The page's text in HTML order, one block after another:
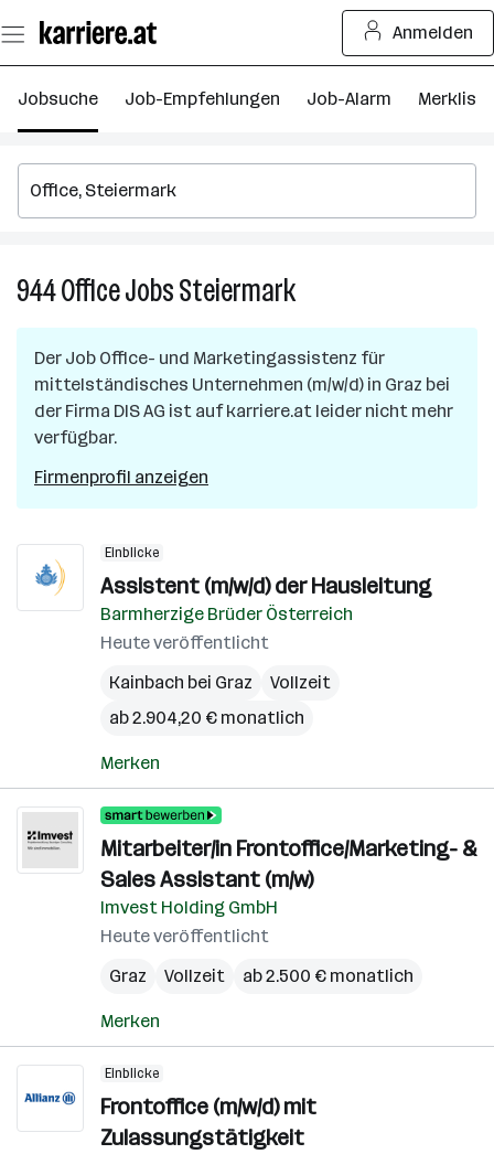
Seiteninhalt
springen
Anmelden
Jobsuche Job-Empfehlungen Job-Alarm Merkliste
944OfficeJobsSteiermark944
in
Steiermark
Der Job Office- und Marketingassistenz für
mittelständisches Unternehmen (m/w/d) in Graz bei
der Firma DIS AG ist auf karriere.at leider nicht mehr
verfügbar.
Firmenprofil anzeigen
Einblicke
Assistent (m/w/d) der Hausleitung
Barmherzige Brüder Österreich
Heute veröffentlicht
Kainbach bei Graz
Vollzeit
ab 2.904,20 € monatlich
Merken
Mitarbeiter/in Frontoffice/Marketing- &
Sales Assistant (m/w)
Imvest Holding GmbH
Heute veröffentlicht
Graz
Vollzeit ab 2.500 € monatlich
Merken
Einblicke
Frontoffice (m/w/d) mit
Zulassungstätigkeit